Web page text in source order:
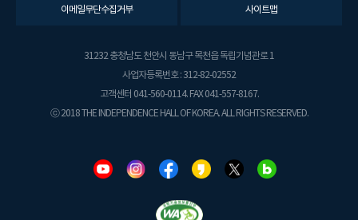
이메일무단수집거부 사이트맵
31232 충청남도 천안시 동남구 목천읍 독립기념관로 1
사업자등록번호 : 312-82-02552
고객센터 041-560-0114. FAX 041-557-8167.
ⓒ 2018 THE INDEPENDENCE HALL OF KOREA. ALL RIGHTS RESERVED.